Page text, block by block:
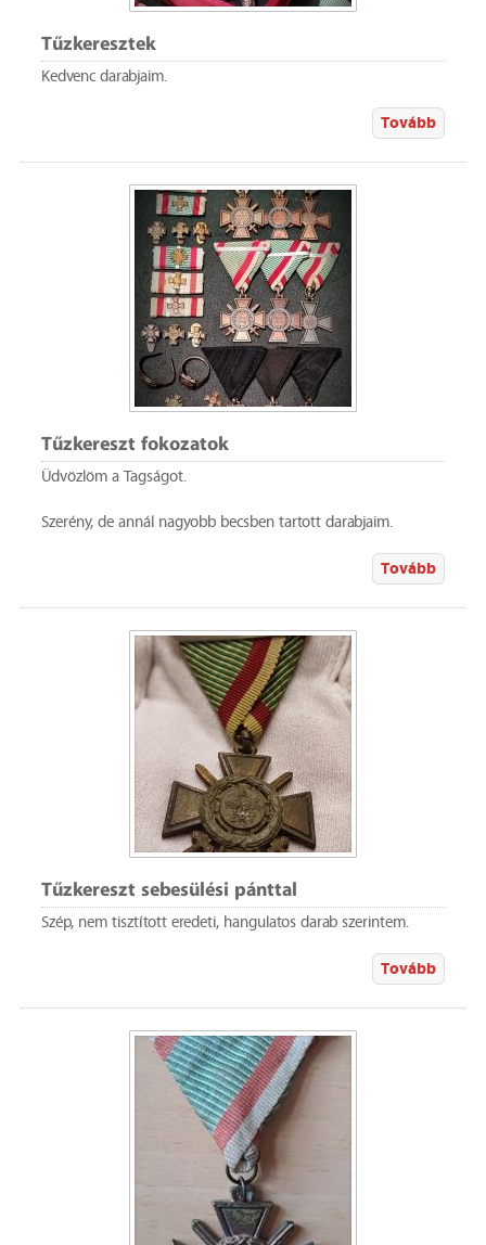
Tűzkeresztek
Kedvenc darabjaim.
Tovább
Tűzkereszt fokozatok
Üdvözlöm a Tagságot.
Szerény, de annál nagyobb becsben tartott darabjaim.
Tovább
Tűzkereszt sebesülési pánttal
Szép, nem tisztított eredeti, hangulatos darab szerintem.
Tovább